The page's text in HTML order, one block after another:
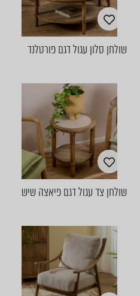
שולחן סלון עגול דגם פורטלנד
שולחן צד עגול דגם פיאצה שיש